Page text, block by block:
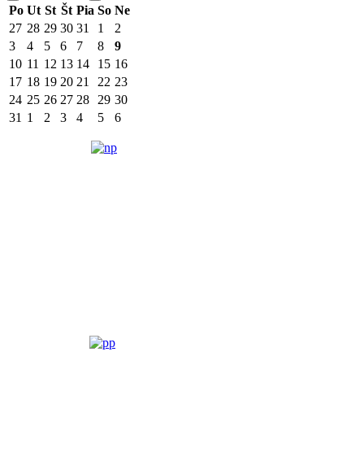
Po Ut St Št Pia So Ne
27 28 29 30 31 1
2
3
4 5 6 7 8
9
10 11 12 13 14 15 16
17 18 19 20 21 22 23
24 25 26 27 28 29 30
31 1 2 3 4 5 6